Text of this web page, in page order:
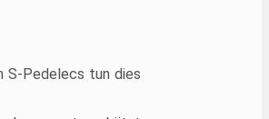
S-Pedelecs tun dies